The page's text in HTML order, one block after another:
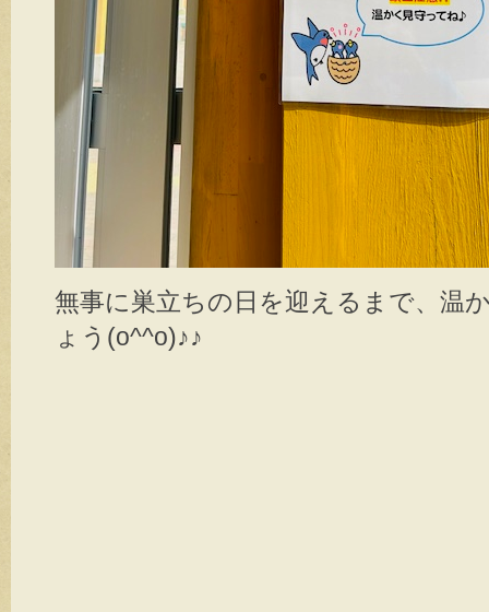
無事に巣立ちの日を迎えるまで、温
ょう(o^^o)♪♪